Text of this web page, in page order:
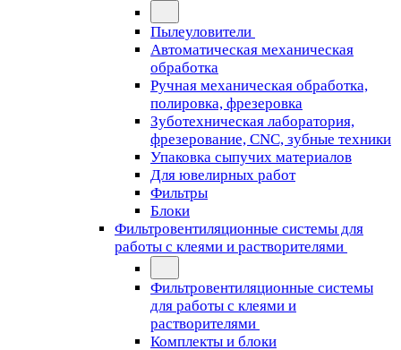
Пылеуловители
Автоматическая механическая
обработка
Ручная механическая обработка,
полировка, фрезеровка
Зуботехническая лаборатория,
фрезерование, CNC, зубные техники
Упаковка сыпучих материалов
Для ювелирных работ
Фильтры
Блоки
Фильтровентиляционные системы для
работы с клеями и растворителями
Фильтровентиляционные системы
для работы с клеями и
растворителями
Комплекты и блоки